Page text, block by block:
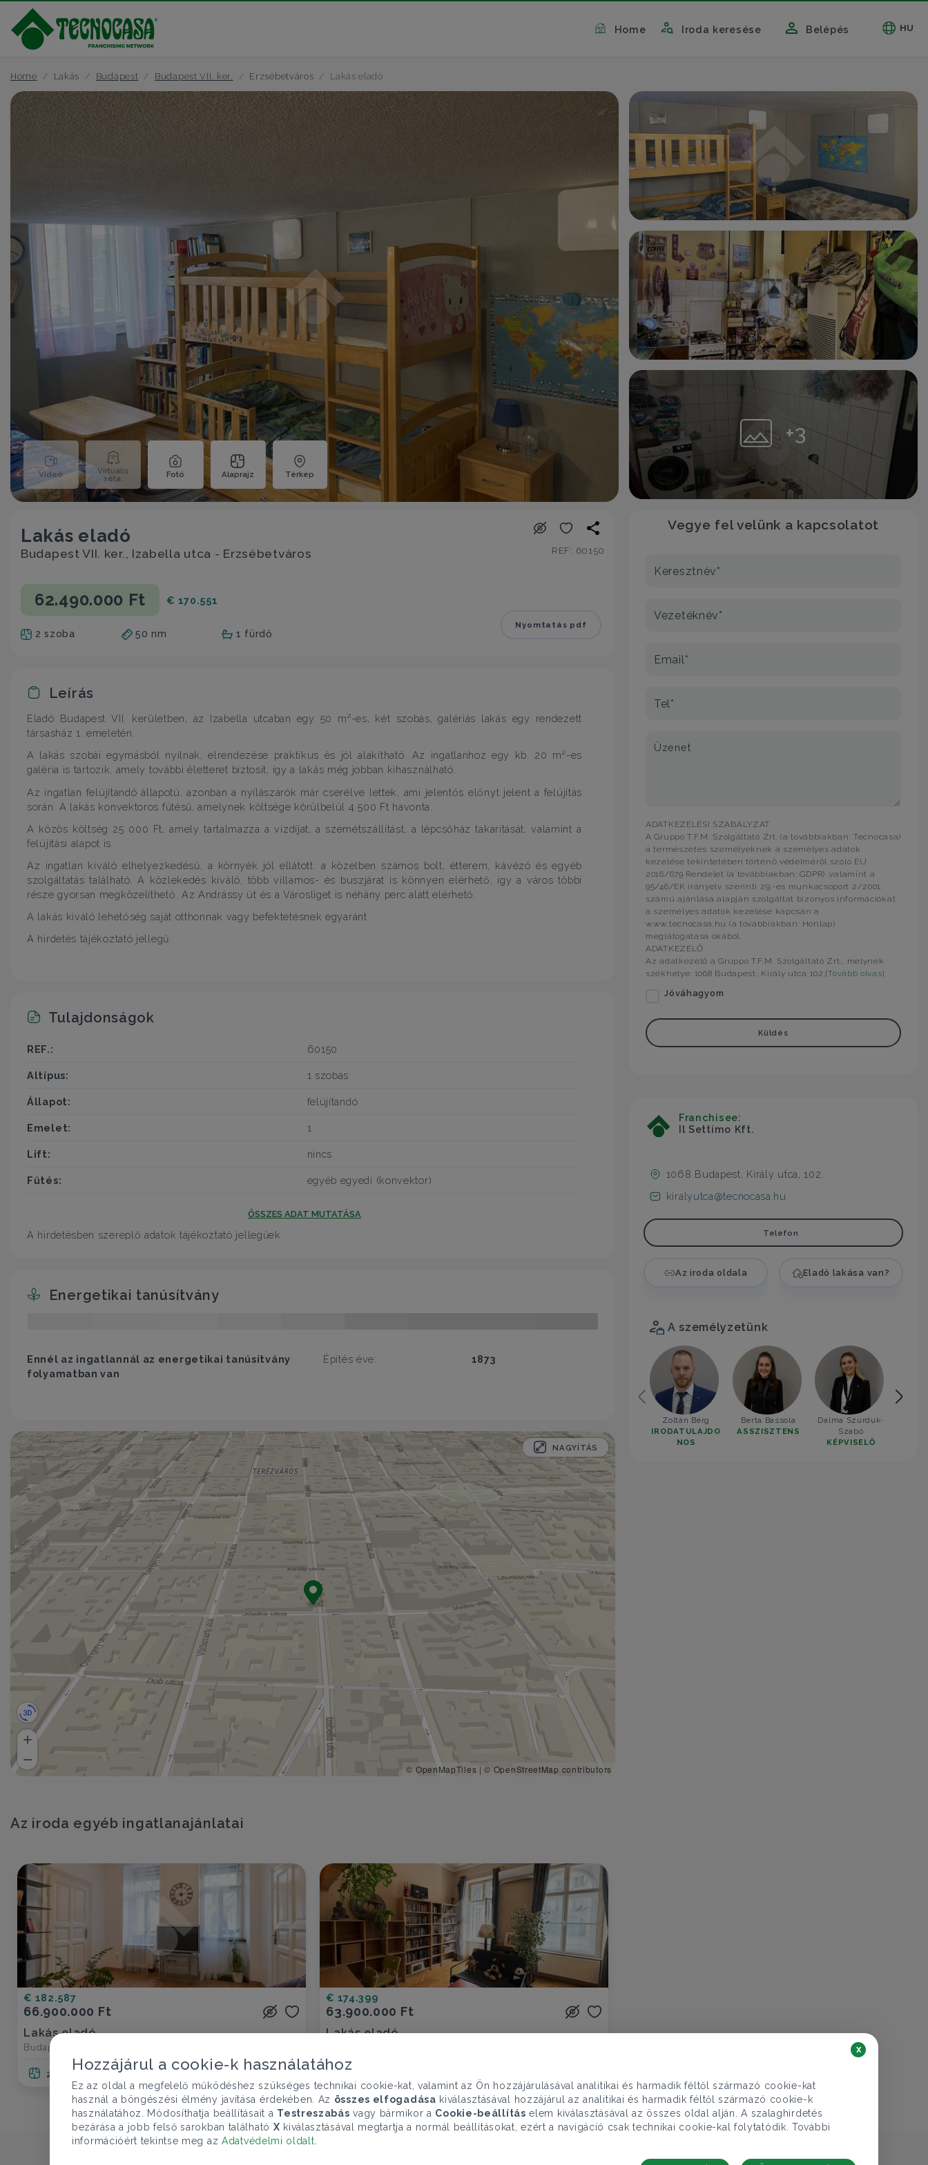
Home Iroda keresése Belépés HU
Home Lakás Budapest Budapest VII. ker. Erzsébetváros Lakás eladó
Videó Virtuális
séta; Fotó Alaprajz Térkép
+3
Lakás eladó
Budapest VII. ker., Izabella utca - Erzsébetváros REF: 60150
62.490.000 Ft € 170.551
2 szoba 50 nm 1 fürdő
Nyomtatás pdf
Leírás
Eladó Budapest VII. kerületben, az Izabella utcaban egy 50 m²-es, két szobás, galériás lakás egy rendezett
társasház 1. emeletén.
A lakás szobái egymásból nyílnak, elrendezése praktikus és jól alakítható. Az ingatlanhoz egy kb. 20 m²-es
galéria is tartozik, amely további életteret biztosít, így a lakás még jobban kihasználható.
Az ingatlan felújítandó állapotú, azonban a nyílászárók már cserélve lettek, ami jelentős előnyt jelent a felújítás
során. A lakás konvektoros fűtésű, amelynek költsége körülbelül 4 500 Ft havonta.
A közös költség 25 000 Ft, amely tartalmazza a vízdíjat, a szemétszállítást, a lépcsőház takarítását, valamint a
felújítási alapot is.
Az ingatlan kiváló elhelyezkedésű, a környék jól ellátott: a közelben számos bolt, étterem, kávézó és egyéb
szolgáltatás található. A közlekedés kiváló, több villamos- és buszjárat is könnyen elérhető, így a város többi
része gyorsan megközelíthető. Az Andrássy út és a Városliget is néhány perc alatt elérhető.
A lakás kiváló lehetőség saját otthonnak vagy befektetésnek egyaránt.
A hirdetés tájékoztató jellegű.
Tulajdonságok
REF.: 60150
Altípus: 1 szobás
Állapot: felújítandó
Emelet: 1
Lift: nincs
Fűtés: egyéb egyedi (konvektor)
ÖSSZES ADAT MUTATÁSA
A hirdetésben szereplő adatok tájékoztató jellegűek.
Energetikai tanúsítvány
Ennél az ingatlannál az energetikai tanúsítvány
folyamatban van
Építés éve: 1873
NAGYÍTÁS
© OpenMapTiles |© OpenStreetMap contributors
Az iroda egyéb ingatlanajánlatai
€ 182.587
66.900.000 Ft
Lakás eladó
Budapest VII. ker., Almássy utca - Erzsébetváros
2 szoba 41 nm
€ 174.399
63.900.000 Ft
Lakás eladó Lakás eladó
Vegye fel velünk a kapcsolatot
Keresztnév*
Vezetéknév*
Email*
Tel*
Üzenet
ADATKEZELÉSI SZABÁLYZAT
A Gruppo T.F.M. Szolgáltató Zrt. (a továbbiakban: Tecnocasa)
a természetes személyeknek a személyes adatok
kezelése tekintetében történő védelméről szóló EU
2016/679 Rendelet (a továbbiakban: GDPR) ,valamint a
95/46/EK irányelv szerinti 29.-es munkacsoport 2/2001.
számú ajánlása alapján szolgáltat bizonyos információkat
a személyes adatok kezelése kapcsán a
www.tecnocasa.hu (a továbbiakban: Honlap)
meglátogatása okából.
ADATKEZELŐ
Az adatkezelő a Gruppo T.F.M. Szolgáltató Zrt., melynek
székhelye: 1068 Budapest, Király utca 102.[Tovább olvas]
Jóváhagyom
Küldés
Franchisee:
Il Settimo Kft.
1068 Budapest, Király utca, 102.
kiralyutca@tecnocasa.hu
Telefon
Az iroda oldala Eladó lakása van?
A személyzetünk
Zoltán Berg
IRODATULAJDO
NOS
Berta Bassola
ASSZISZTENS
Dalma Szurduk-
Szabó
KÉPVISELŐ
Hozzájárul a cookie-k használatához
Ez az oldal a megfelelő működéshez szükséges technikai cookie-kat, valamint az Ön hozzájárulásával analitikai és harmadik féltől származó cookie-kat
használ a böngészési élmény javítása érdekében. Az összes elfogadása kiválasztásával hozzájárul az analitikai és harmadik féltől származó cookie-k
használatához. Módosíthatja beállításait a Testreszabás vagy bármikor a Cookie-beállítás elem kiválasztásával az összes oldal alján. A szalaghirdetés
bezárása a jobb felső sarokban található X kiválasztásával megtartja a normál beállításokat, ezért a navigáció csak technikai cookie-kal folytatódik. További
információért tekintse meg az Adatvédelmi oldalt
x